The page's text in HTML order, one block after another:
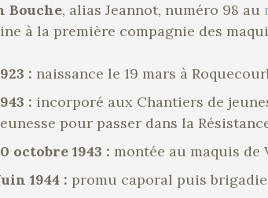
Bouche, alias Jeannot, numéro 98 au
à la première compagnie des
: naissance le 19 mars à
: incorporé aux Chantiers de
pour passer dans la
octobre 1943 : montée au maquis de
1944 : promu caporal puis